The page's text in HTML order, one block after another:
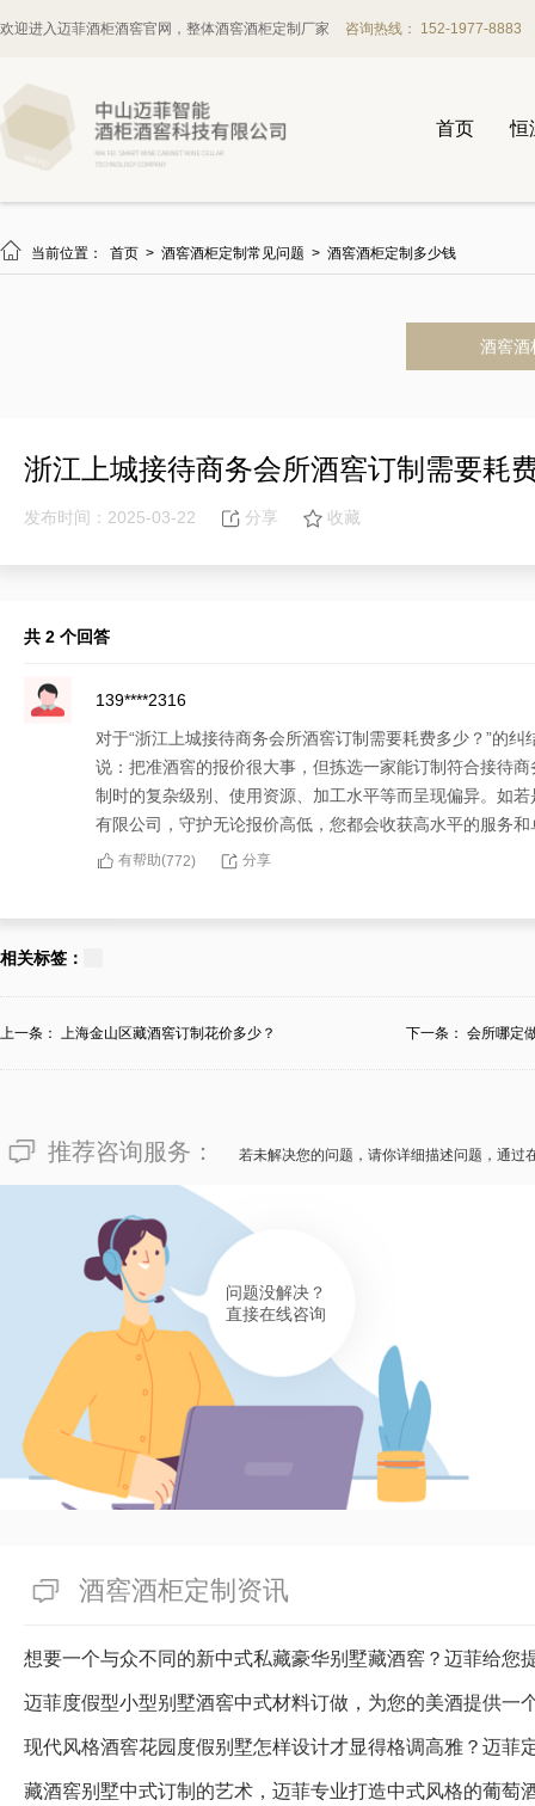
欢迎进入迈菲酒柜酒窖官网，整体酒窖酒柜定制厂家 咨询热线： 152-1977-8883
首页 恒
 当前位置： 首页 > 酒窖酒柜定制常见问题 > 酒窖酒柜定制多少钱
酒窖酒
浙江上城接待商务会所酒窖订制需要耗
发布时间：2025-03-22 分享 收藏
共 2 个回答
139****2316
对于“浙江上城接待商务会所酒窖订制需要耗费多少？”的
说：把准酒窖的报价很大事，但拣选一家能订制符合接待
制时的复杂级别、使用资源、加工水平等而呈现偏异。如
有限公司，守护无论报价高低，您都会收获高水平的服务
有帮助(772) 分享
156****5835
相关标签：
上一条： 上海金山区藏酒窖订制花价多少？ 下一条： 会所哪定
推荐咨询服务： 若未解决您的问题，请你详细描述问题，通过
问题没解决？
直接在线咨询
酒窖酒柜定制资讯
想要一个与众不同的新中式私藏豪华别墅藏酒窖？迈菲给您
迈菲度假型小型别墅酒窖中式材料订做，为您的美酒提供一
藏酒窖别墅中式订制的艺术，迈菲专业打造中式风格的葡萄